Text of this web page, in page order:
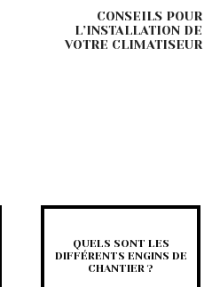
CONSEILS POUR
L’INSTALLATION DE
VOTRE CLIMATISEUR
QUELS SONT LES
DIFFÉRENTS ENGINS DE
CHANTIER ?